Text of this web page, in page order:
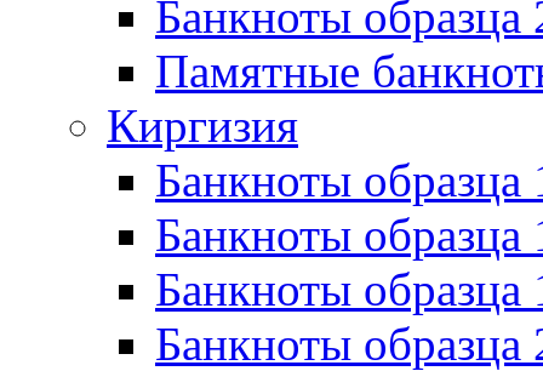
Банкноты образца
Памятные
Киргизия
Банкноты образца
Банкноты образца
Банкноты
Банкноты